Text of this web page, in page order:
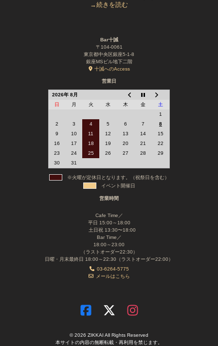
→続きを読む
Bar十誡
〒104-0061
東京都中央区銀座5-1-8
銀座MSビル地下二階
十誡へのAccess
営業日
2026年 8月
日
月 火 水 木 金
土
1
2
3 4 5 6 7
8
9
10 11 12 13 14
15
16
17 18 19 20 21
22
23
24 25 26 27 28
29
30
31
※火曜が定休日となります。（祝祭日を含む）
イベント開催日
営業時間
Cafe Time／
平日 15:00～18:00
土日祝 13:30〜18:00
Bar Time／
18:00～23:00
（ラストオーダー22:30）
日曜・月末最終日 18:00～22:30（ラストオーダー22:00）
03-6264-5775
メールはこちら
© 2026 ZIKKAI All Rights Reserved
本サイトの内容の無断転載・再利用を禁じます。